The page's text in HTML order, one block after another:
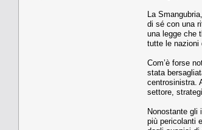
La
di sé con una
una legge che
tutte le nazioni
Com’è forse
stata
centrosinistra.
settore,
Nonostante gli
più pericolanti